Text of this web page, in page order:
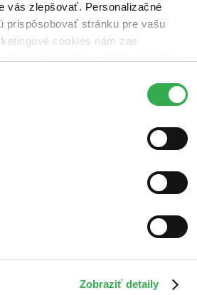
vás zlepšovať. Personalizačné
prispôsobovať stránku pre vašu
cookies nám zas
všetky tieto cookies. Ďakujeme!
Zobraziť detaily